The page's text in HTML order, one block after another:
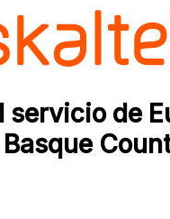
servicio de